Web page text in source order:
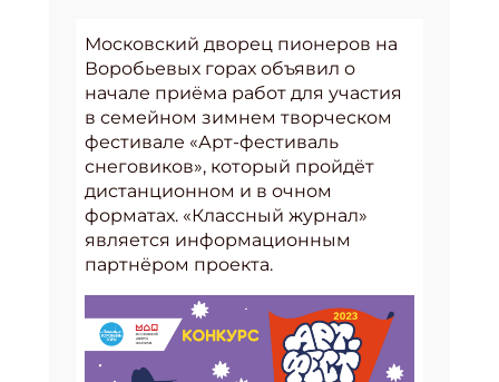
Московский дворец пионеров на
Воробьевых горах объявил о
начале приёма работ для участия
в семейном зимнем творческом
фестивале «Арт-фестиваль
снеговиков», который пройдёт
дистанционном и в очном
форматах. «Классный журнал»
является информационным
партнёром проекта.